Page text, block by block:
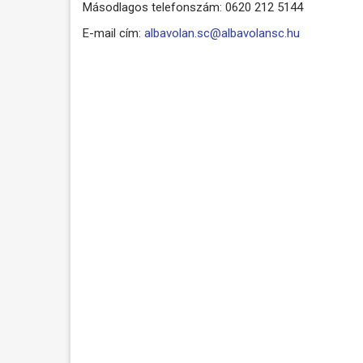
Másodlagos telefonszám: 0620 212 5144
E-mail cím: albavolan.sc@albavolansc.hu